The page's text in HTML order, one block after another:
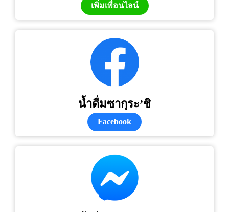
เพิ่มเพื่อนไลน์
น้ำดื่มซากุระ’ชิ
Facebook